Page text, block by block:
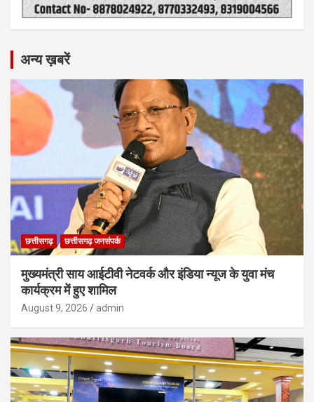
अन्य ख़बरें
छत्तीसगढ़ छत्तीसगढ़ जनसंपर्क
मुख्यमंत्री साय आईटीवी नेटवर्क और इंडिया न्यूज के युवा मंच
कार्यक्रम में हुए शामिल
August 9, 2026 admin